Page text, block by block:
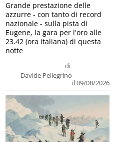
di
Davide Pellegrino
il 09/08/2026
Grande prestazione delle
azzurre - con tanto di record
nazionale - sulla pista di
Eugene, la gara per l'oro alle
23.42 (ora italiana) di questa
notte